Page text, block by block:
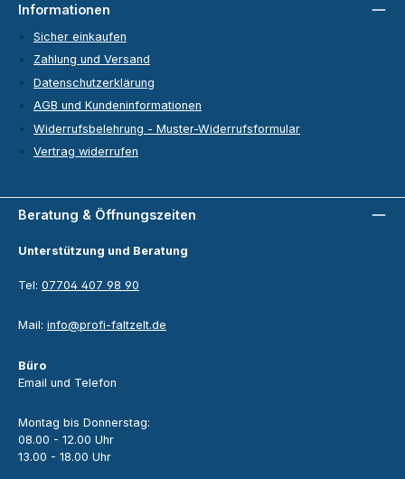
Beratung & Öffnungszeiten
Unterstützung und Beratung
Tel: 07704 407 98 90
Mail: info@profi-faltzelt.de
Büro
Email und Telefon
Montag bis Donnerstag:
08.00 - 12.00 Uhr
13.00 - 18.00 Uhr
Informationen
Sicher einkaufen
Zahlung und Versand
Datenschutzerklärung
AGB und Kundeninformationen
Widerrufsbelehrung - Muster-Widerrufsformular
Vertrag widerrufen